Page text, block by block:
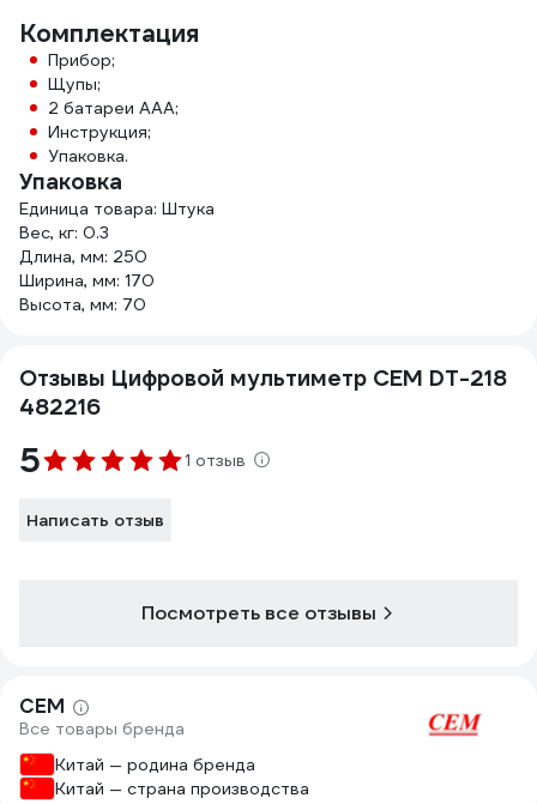
Комплектация
Прибор;
Щупы;
2 батареи ААА;
Инструкция;
Упаковка.
Упаковка
Единица товара: Штука
Вес, кг: 0.3
Длина, мм: 250
Ширина, мм: 170
Высота, мм: 70
Отзывы Цифровой мультиметр СЕМ DT-218
482216
5 1 отзыв
Написать отзыв
Посмотреть все отзывы
СЕМ
Все товары бренда
Китай — родина бренда
Китай — страна производства